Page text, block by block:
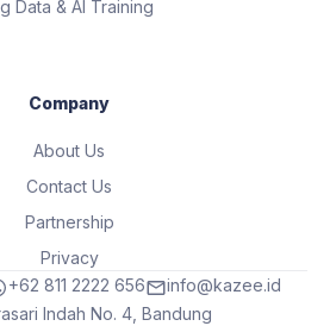
Data & AI Training
Company
About Us
Contact Us
Partnership
Privacy
+62 811 2222 656
info@kazee.id
Indah No. 4, Bandung